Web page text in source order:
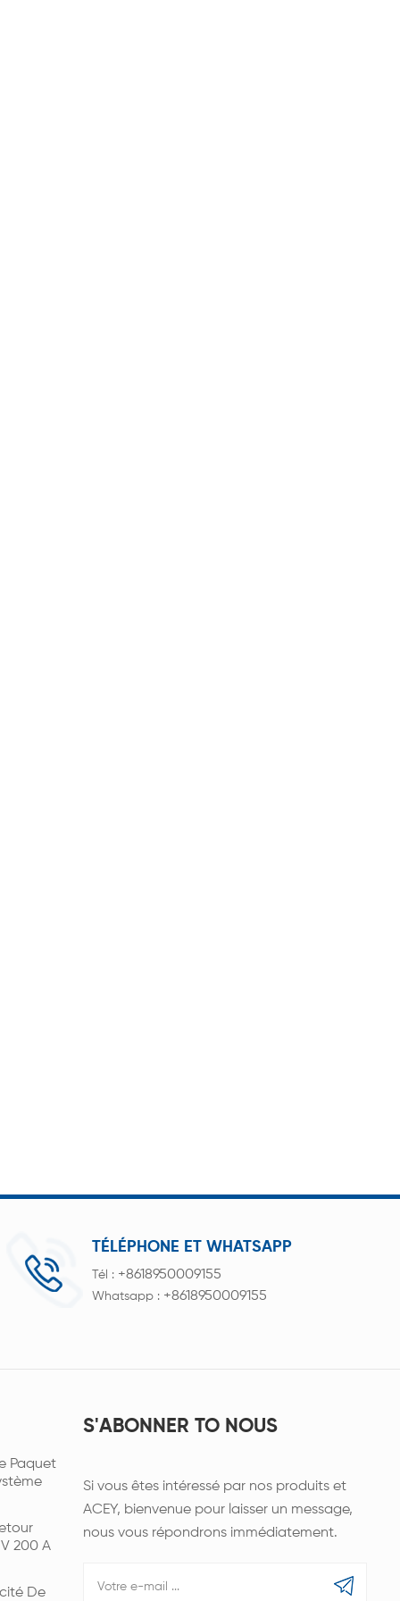
TÉLÉPHONE ET WHATSAPP
Tél : +8618950009155
Whatsapp : +8618950009155
Paquet
200 A
De
S'ABONNER TO NOUS
Si vous êtes intéressé par nos produits et
ACEY, bienvenue pour laisser un message,
nous vous répondrons immédiatement.